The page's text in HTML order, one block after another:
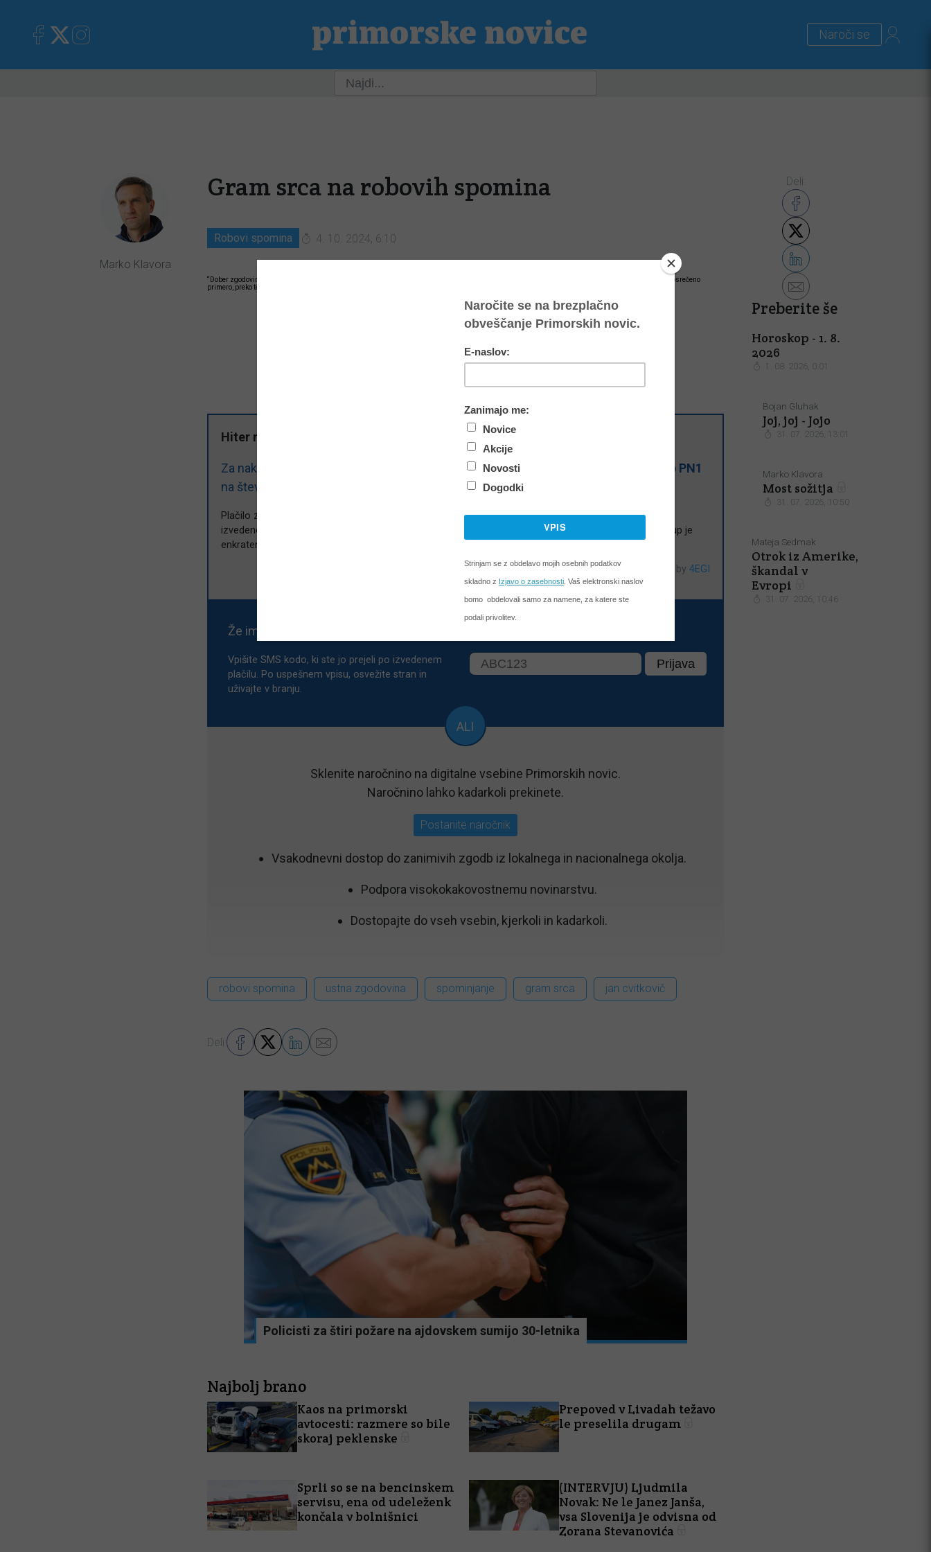
Naroči se
Slovenija
Marko Klavora
Gram srca na robovih spomina
Robovi spomina 4. 10. 2024, 6:10
“Dober zgodovinar je podoben ljudožercu iz pravljice. Kjer zavoha človeško meso, ve, je njegov plen.” Ustni zgodovinar je, če parafraziram Blochovo posrečeno
primero, preko tehnike intervjuja v lovu za preteklostjo oziroma kar je prek spominjanja posameznika od nje ostalo.
Si želite prebrati celoten članek?
Hiter nakup z mobilnim telefonom - Dnevni dostop 1,99 EUR
Za nakup dnevnega dostopa do vseh spletnih vsebin pošljite SMS s ključno besedo PN1
na številko
Plačilo z mobilnim telefonom je omogočeno pri operaterjih Telekom, A1, Telemach, T2 in Bob. Po
izvedenem plačilu boste prejeli aktivacijsko kodo, ki jo vpišete v polje spodaj ali na
. Nakup je
enkraten in ga ne bomo samodejno obnavljali.
Powered by4EGI
Že imate aktivacijsko SMS kodo?
Vpišite SMS kodo, ki ste jo prejeli po izvedenem
plačilu. Po uspešnem vpisu, osvežite stran in
uživajte v branju.
ALI
Sklenite naročnino na digitalne vsebine Primorskih novic.
Naročnino lahko kadarkoli prekinete.
Postanite naročnik
Vsakodnevni dostop do zanimivih zgodb iz lokalnega in nacionalnega okolja.
Podpora visokokakovostnemu novinarstvu.
Dostopajte do vseh vsebin, kjerkoli in kadarkoli.
robovi spomina ustna zgodovina spominjanje gram srca jan cvitkovič
Deli:
Policisti za štiri požare na ajdovskem sumijo 30-letnika
Najbolj brano
Kaos na primorski
avtocesti: razmere so bile
skoraj peklenske
Prepoved v Livadah težavo
le preselila drugam
Sprli so se na bencinskem
servisu, ena od udeleženk
končala v bolnišnici
(INTERVJU) Ljudmila
Novak: Ne le Janez Janša,
vsa Slovenija je odvisna od
Zorana Stevanovića
Deli:
Preberite še
Horoskop - 1. 8.
2026
1. 08. 2026, 0:01
Bojan Gluhak
Joj, joj - Jojo
31. 07. 2026, 13:01
Marko Klavora
Most sožitja
31. 07. 2026, 10:50
Mateja Sedmak
Otrok iz Amerike,
škandal v
Evropi
31. 07. 2026, 10:46